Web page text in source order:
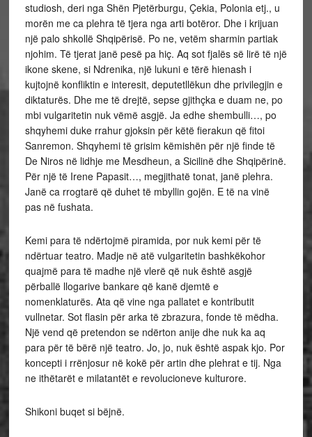
studiosh, deri nga Shën Pjetërburgu, Çekia, Polonia etj., u
morën me ca plehra të tjera nga arti botëror. Dhe i krijuan
një palo shkollë Shqipërisë. Po ne, vetëm sharmin partiak
njohim. Të tjerat janë pesë pa hiç. Aq sot fjalës së lirë të një
ikone skene, si Ndrenika, një lukuni e tërë hienash i
kujtojnë konfliktin e interesit, deputetllëkun dhe privilegjin e
diktaturës. Dhe me të drejtë, sepse gjithçka e duam ne, po
mbi vulgaritetin nuk vëmë asgjë. Ja edhe shembulli…, po
shqyhemi duke rrahur gjoksin për këtë fierakun që fitoi
Sanremon. Shqyhemi të grisim këmishën për një finde të
De Niros në lidhje me Mesdheun, a Sicilinë dhe Shqipërinë.
Për një të Irene Papasit…, megjithatë tonat, janë plehra.
Janë ca rrogtarë që duhet të mbyllin gojën. E të na vinë
pas në fushata.
Kemi para të ndërtojmë piramida, por nuk kemi për të
ndërtuar teatro. Madje në atë vulgaritetin bashkëkohor
quajmë para të madhe një vlerë që nuk është asgjë
përballë llogarive bankare që kanë djemtë e
nomenklaturës. Ata që vine nga pallatet e kontributit
vullnetar. Sot flasin për arka të zbrazura, fonde të mëdha.
Një vend që pretendon se ndërton anije dhe nuk ka aq
para për të bërë një teatro. Jo, jo, nuk është aspak kjo. Por
koncepti i rrënjosur në kokë për artin dhe plehrat e tij. Nga
ne ithëtarët e milatantët e revolucioneve kulturore.
Shikoni buqet si bëjnë.